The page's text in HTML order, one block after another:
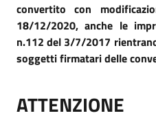
convertito con
18/12/2020, anche le
n.112 del 3/7/2017
soggetti firmatari delle
ATTENZIONE